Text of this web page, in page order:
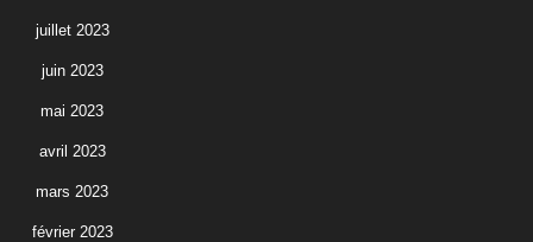
juillet 2023
juin 2023
mai 2023
avril 2023
mars 2023
février 2023